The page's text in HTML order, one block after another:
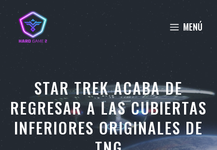
contenido
MENÚ
STAR TREK ACABA DE
REGRESAR A LAS CUBIERTAS
INFERIORES ORIGINALES DE